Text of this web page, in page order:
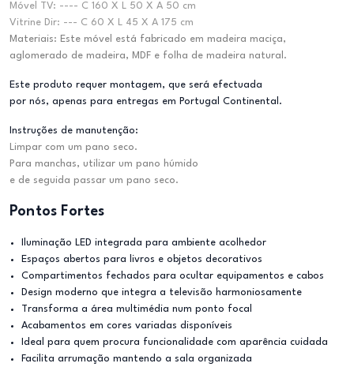
Móvel TV: ---- C 160 X L 50 X A 50 cm
Vitrine Dir: --- C 60 X L 45 X A 175 cm
Materiais: Este móvel está fabricado em madeira maciça,
aglomerado de madeira, MDF e folha de madeira natural.
Este produto requer montagem, que será efectuada
por nós, apenas para entregas em Portugal Continental.
Instruções de manutenção:
Limpar com um pano seco.
Para manchas, utilizar um pano húmido
e de seguida passar um pano seco.
Pontos Fortes
Iluminação LED integrada para ambiente acolhedor
Espaços abertos para livros e objetos decorativos
Compartimentos fechados para ocultar equipamentos e cabos
Design moderno que integra a televisão harmoniosamente
Transforma a área multimédia num ponto focal
Acabamentos em cores variadas disponíveis
Ideal para quem procura funcionalidade com aparência cuidada
Facilita arrumação mantendo a sala organizada